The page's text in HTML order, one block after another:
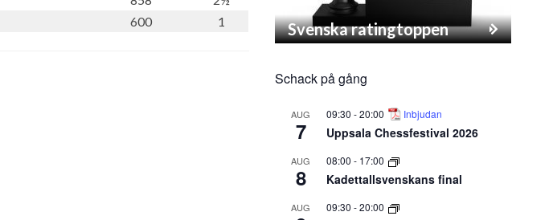
600
1
Svenska ratingtoppen
Schack på gång
AUG
7
09:30 -20:00 Inbjudan
Uppsala Chessfestival 2026
AUG
8
08:00 - 17:00
Kadettallsvenskans final
AUG 09:30 -20:00